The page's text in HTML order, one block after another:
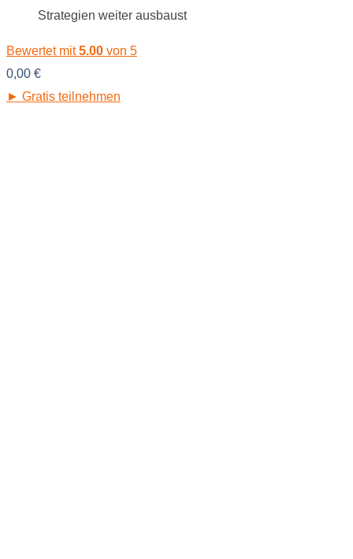
Strategien weiter ausbaust
Bewertet mit5.00 von 5
0,00 €
► Gratis teilnehmen